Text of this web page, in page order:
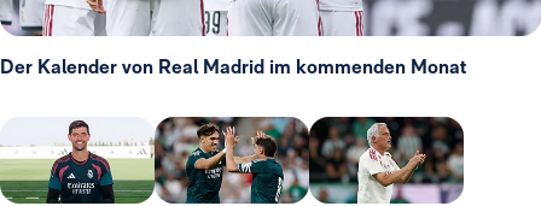
Der Kalender von Real Madrid im kommenden Monat